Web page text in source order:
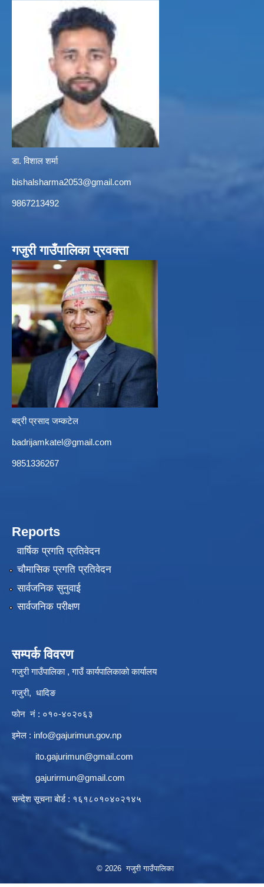
डा. विशाल शर्मा
bishalsharma2053@gmail.com
9867213492
गजुरी गाउँपालिका प्रवक्ता
बद्री प्रसाद जम्कटेल
badrijamkatel@gmail.com
9851336267
Reports
वार्षिक प्रगति प्रतिवेदन
चौमासिक प्रगति प्रतिवेदन
सार्वजनिक सुनुवाई
सार्वजनिक परीक्षण
सम्पर्क विवरण
गजुरी गाउँपालिका , गाउँ कार्यपालिकाको कार्यालय
गजुरी, धादिङ
फोन नं : ०१०-४०२०६३
इमेल : info@gajurimun.gov.np
ito.gajurimun@gmail.com
gajurirmun@gmail.com
सन्देश सूचना बोर्ड : १६१८०१०४०२१४५
© 2026 गजुरी गाउँपालिका